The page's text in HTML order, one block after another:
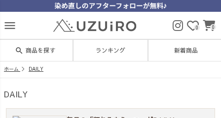
menu 0 0
search 商品を探す ランキング 新着商品
ホーム DAILY
DAILY